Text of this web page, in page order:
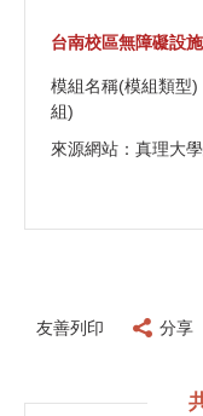
台南校區無障礙設
模組名稱(模組類型
組)
來源網站：真理大
友善列印 分享